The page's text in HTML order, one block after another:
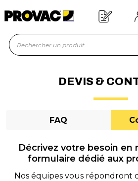
d'un équipement ?
DEVIS &
FAQ
Décrivez votre besoin en
formulaire dédié aux
Nos équipes vous répondront